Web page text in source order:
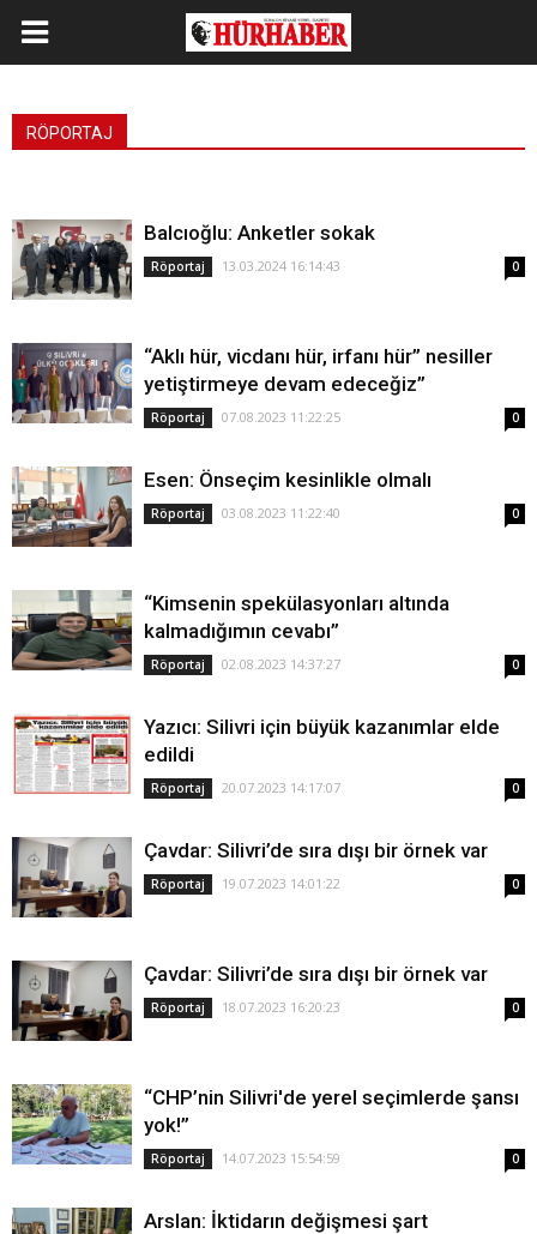
RÖPORTAJ
Balcıoğlu: Anketler sokak
Röportaj 13.03.2024 16:14:43 0
“Aklı hür, vicdanı hür, irfanı hür” nesiller
yetiştirmeye devam edeceğiz”
Röportaj 07.08.2023 11:22:25 0
Esen: Önseçim kesinlikle olmalı
Röportaj 03.08.2023 11:22:40 0
“Kimsenin spekülasyonları altında
kalmadığımın cevabı”
Röportaj 02.08.2023 14:37:27 0
Yazıcı: Silivri için büyük kazanımlar elde
edildi
Röportaj 20.07.2023 14:17:07 0
Çavdar: Silivri’de sıra dışı bir örnek var
Röportaj 19.07.2023 14:01:22 0
Çavdar: Silivri’de sıra dışı bir örnek var
Röportaj 18.07.2023 16:20:23 0
“CHP’nin Silivri'de yerel seçimlerde şansı
yok!”
Röportaj 14.07.2023 15:54:59 0
Arslan: İktidarın değişmesi şart